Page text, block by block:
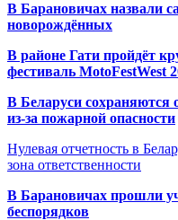
В Барановичах назвали
новорождённых
В районе Гати пройдёт
фестиваль MotoFestWest
В Беларуси сохраняются
из-за пожарной опасности
Нулевая отчетность в
зона ответственности
В Барановичах прошли
беспорядков